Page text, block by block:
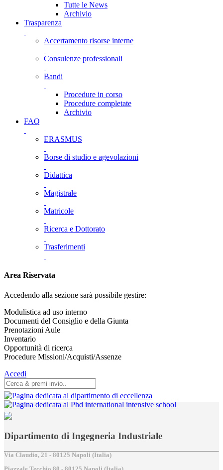
Tutte le News
Archivio
Trasparenza
Accertamento risorse interne
Consulenze professionali
Bandi
Procedure in corso
Procedure completate
Archivio
FAQ
ERASMUS
Borse di studio e agevolazioni
Didattica
Magistrale
Matricole
Ricerca e Dottorato
Trasferimenti
Area Riservata
Accedendo alla sezione sarà possibile gestire:
Modulistica ad uso interno
Documenti del Consiglio e della Giunta
Prenotazioni Aule
Inventario
Opportunità di ricerca
Procedure Missioni/Acquisti/Assenze
Accedi
Dipartimento di Ingegneria Industriale
Via Claudio, 21 - 80125 Napoli (Italia)